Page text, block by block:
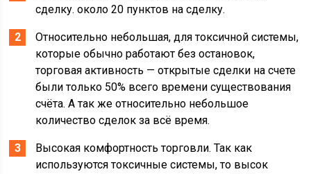
сделку. около 20 пунктов на сделку.
Относительно небольшая, для токсичной системы,
которые обычно работают без остановок,
торговая активность — открытые сделки на счете
были только 50% всего времени существования
счёта. А так же относительно небольшое
количество сделок за всё время.
Высокая комфортность торговли. Так как
используются токсичные системы, то высок